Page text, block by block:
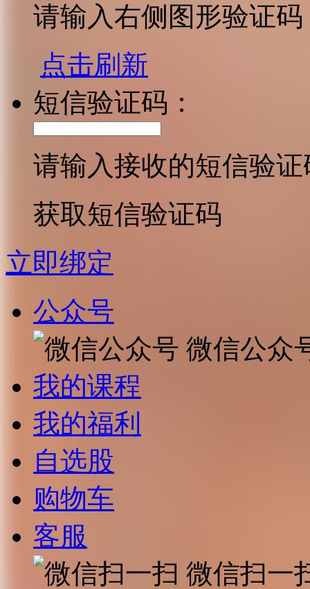
请输入右侧图形验证码
点击刷新
短信验证码：
请输入接收的短信验证
获取短信验证码
立即绑定
公众号
微信公众
我的课程
我的福利
自选股
购物车
客服
微信扫一